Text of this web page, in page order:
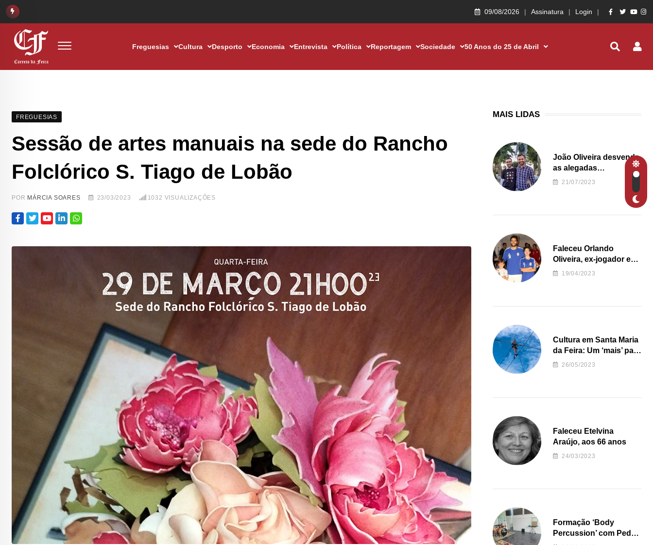
09/08/2026 Assinatura Login
Freguesias Cultura Desporto Economia Entrevista Política Reportagem Sociedade 50 Anos do 25 de Abril
FREGUESIAS
Sessão de artes manuais na sede do Rancho
Folclórico S. Tiago de Lobão
POR MÁRCIA SOARES 23/03/2023 1032 VISUALIZAÇÕES
MAIS LIDAS
João Oliveira desvenda
as alegadas
irregularidades da
Junta de Freguesia S.
21/07/2023
Faleceu Orlando
Oliveira, ex-jogador e
treinador da formação
19/04/2023
Cultura em Santa Maria
da Feira: Um ‘mais’ para
o Concelho
26/05/2023
Faleceu Etelvina
Araújo, aos 66 anos
24/03/2023
Formação ‘Body
Percussion’ com Pedro